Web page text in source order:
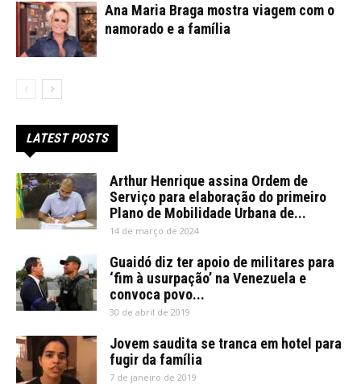
Ana Maria Braga mostra viagem com o
namorado e a família
LATEST POSTS
Arthur Henrique assina Ordem de
Serviço para elaboração do primeiro
Plano de Mobilidade Urbana de...
14 de março de 2024
Guaidó diz ter apoio de militares para
‘fim à usurpação’ na Venezuela e
convoca povo...
30 de abril de 2019
Jovem saudita se tranca em hotel para
fugir da família
7 de janeiro de 2019